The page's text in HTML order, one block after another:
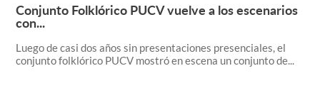
Leer más +
Conjunto Folklórico PUCV vuelve a los escenarios
con...
Luego de casi dos años sin presentaciones presenciales, el
conjunto folklórico PUCV mostró en escena un conjunto de...